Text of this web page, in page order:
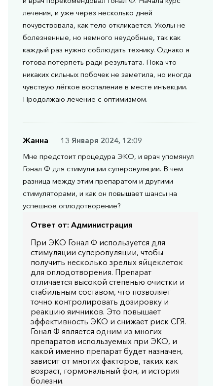
лечения, и уже через несколько дней
почувствовала, как тело откликается. Уколы не
болезненные, но немного неудобные, так как
каждый раз нужно соблюдать технику. Однако я
готова потерпеть ради результата. Пока что
никаких сильных побочек не заметила, но иногда
чувствую лёгкое воспаление в месте инъекции.
Продолжаю лечение с оптимизмом.
Жанна
13 Января 2024, 12:09
Мне предстоит процедура ЭКО, и врач упомянул
Гонал Ф для стимуляции суперовуляции. В чем
разница между этим препаратом и другими
стимуляторами, и как он повышает шансы на
успешное оплодотворение?
Ответ от: Администрация
При ЭКО Гонал Ф используется для
стимуляции суперовуляции, чтобы
получить несколько зрелых яйцеклеток
для оплодотворения. Препарат
отличается высокой степенью очистки и
стабильным составом, что позволяет
точно контролировать дозировку и
реакцию яичников. Это повышает
эффективность ЭКО и снижает риск СГЯ.
Гонал Ф является одним из многих
препаратов используемых при ЭКО, и
какой именно препарат будет назначен,
зависит от многих факторов, таких как
возраст, гормональный фон, и история
болезни.